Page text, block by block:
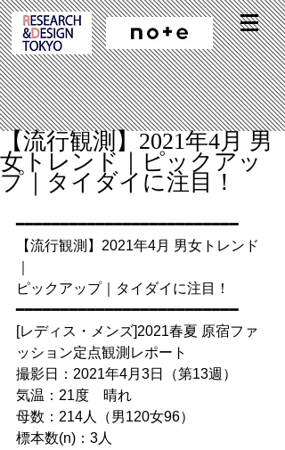
【流行観測】2021年4月 男
女トレンド｜ピックアッ
プ｜タイダイに注目！
━━━━━━━━━━━━━━━━━━━━━━━━━
【流行観測】2021年4月 男女トレンド
ピックアップ｜タイダイに注目！
━━━━━━━━━━━━━━━━━━━━━━━━━
[レディス・メンズ]2021春夏 原宿ファ
ッション定点観測レポート
撮影日：2021年4月3日（第13週）
気温：21度　晴れ
母数：214人（男120女96）
標本数(n)：3人